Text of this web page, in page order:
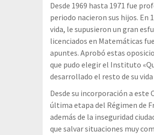
Desde 1969 hasta 1971 fue
periodo nacieron sus hijos. En
vida, le supusieron un gran
licenciados en Matemáticas
apuntes. Aprobó estas
que pudo elegir el Instituto
desarrollado el resto de su
Desde su incorporación a este
última etapa del Régimen de
además de la inseguridad
que salvar situaciones muy